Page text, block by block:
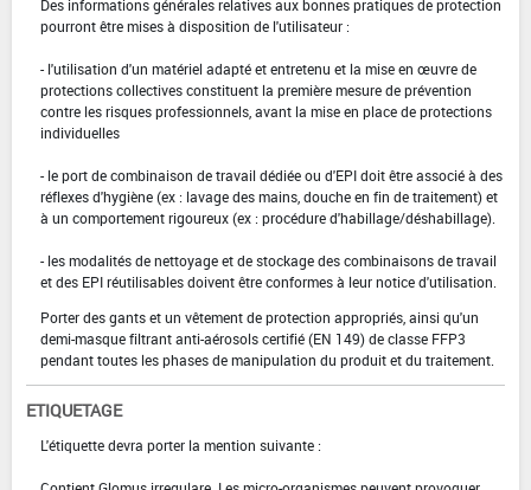
Des informations générales relatives aux bonnes pratiques de protection
pourront être mises à disposition de l'utilisateur :
- l'utilisation d'un matériel adapté et entretenu et la mise en œuvre de
protections collectives constituent la première mesure de prévention
contre les risques professionnels, avant la mise en place de protections
individuelles
- le port de combinaison de travail dédiée ou d'EPI doit être associé à des
réflexes d'hygiène (ex : lavage des mains, douche en fin de traitement) et
à un comportement rigoureux (ex : procédure d'habillage/déshabillage).
- les modalités de nettoyage et de stockage des combinaisons de travail
et des EPI réutilisables doivent être conformes à leur notice d'utilisation.
Porter des gants et un vêtement de protection appropriés, ainsi qu'un
demi-masque filtrant anti-aérosols certifié (EN 149) de classe FFP3
pendant toutes les phases de manipulation du produit et du traitement.
ETIQUETAGE
L'étiquette devra porter la mention suivante :